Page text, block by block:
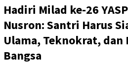
Hadiri Milad ke-26
Nusron: Santri Harus
Ulama, Teknokrat, dan
Bangsa